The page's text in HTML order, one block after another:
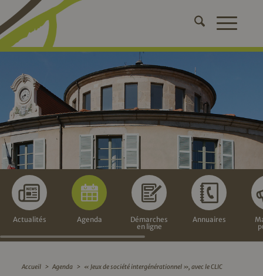
Actualités Agenda
Démarches
en ligne
Annuaires
Accueil > Agenda > « Jeux de société intergénérationnel », avec le CLIC